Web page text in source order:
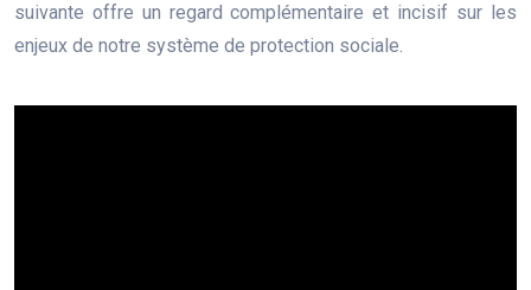
suivante offre un regard complémentaire et incisif sur les
enjeux de notre système de protection sociale.